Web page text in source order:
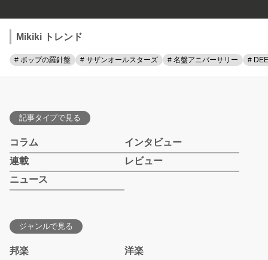
Mikiki トレンド
# ポップの羅針盤 # サザンオールスターズ # 名盤アニバーサリー #
記事タイプで見る
コラム
インタビュー
連載
レビュー
ニュース
ジャンルで見る
邦楽
洋楽